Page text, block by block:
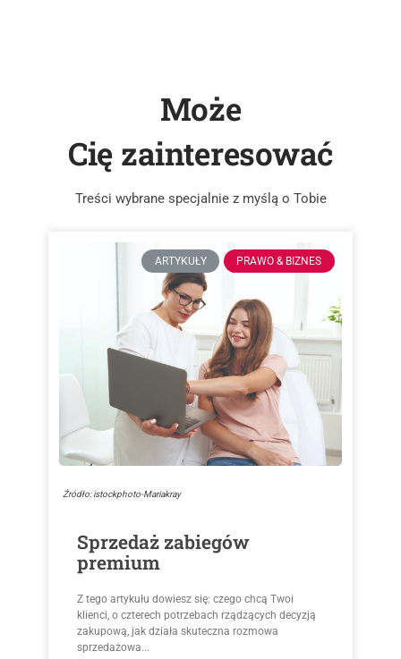
Może
Cię zainteresować
Treści wybrane specjalnie z myślą o Tobie
ARTYKUŁY PRAWO & BIZNES
Źródło: istockphoto-Mariakray
Sprzedaż zabiegów
premium
Z tego artykułu dowiesz się: czego chcą Twoi
klienci, o czterech potrzebach rządzących decyzją
zakupową, jak działa skuteczna rozmowa
sprzedażowa...